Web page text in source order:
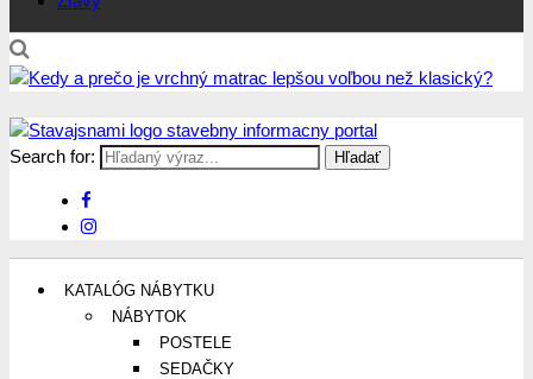
Stavajsnami.sk
Stavebníctvo, stavby, byty, domy a všetko o nich
Search for:
KATALÓG NÁBYTKU
NÁBYTOK
POSTELE
SEDAČKY